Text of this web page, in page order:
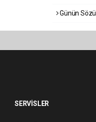
Günün Sözü
SERVİSLER